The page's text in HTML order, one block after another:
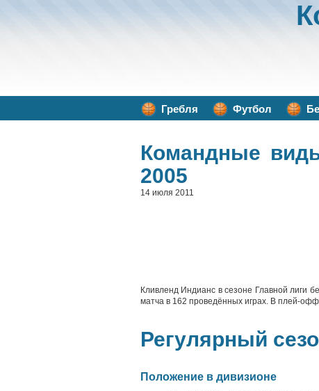
Гребля Футбол
Командные
2005
14 июля 2011
Кливленд Индианс в сезоне Главной лиги
матча в 162 проведённых играх. В плей-
Регулярный
Положение в дивизионе